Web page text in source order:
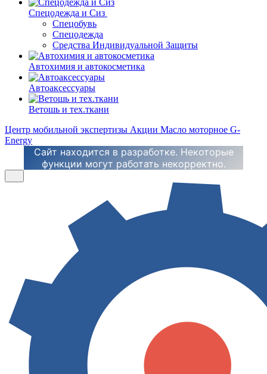
Спецодежда и Сиз
Спецобувь
Спецодежда
Средства Индивидуальной Защиты
Автохимия и автокосметика
Автоаксессуары
Ветошь и тех.ткани
Центр мобильной экспертизы Акции Масло моторное G-
Energy
Сайт находится в разработке. Некоторые
функции могут работать некорректно.